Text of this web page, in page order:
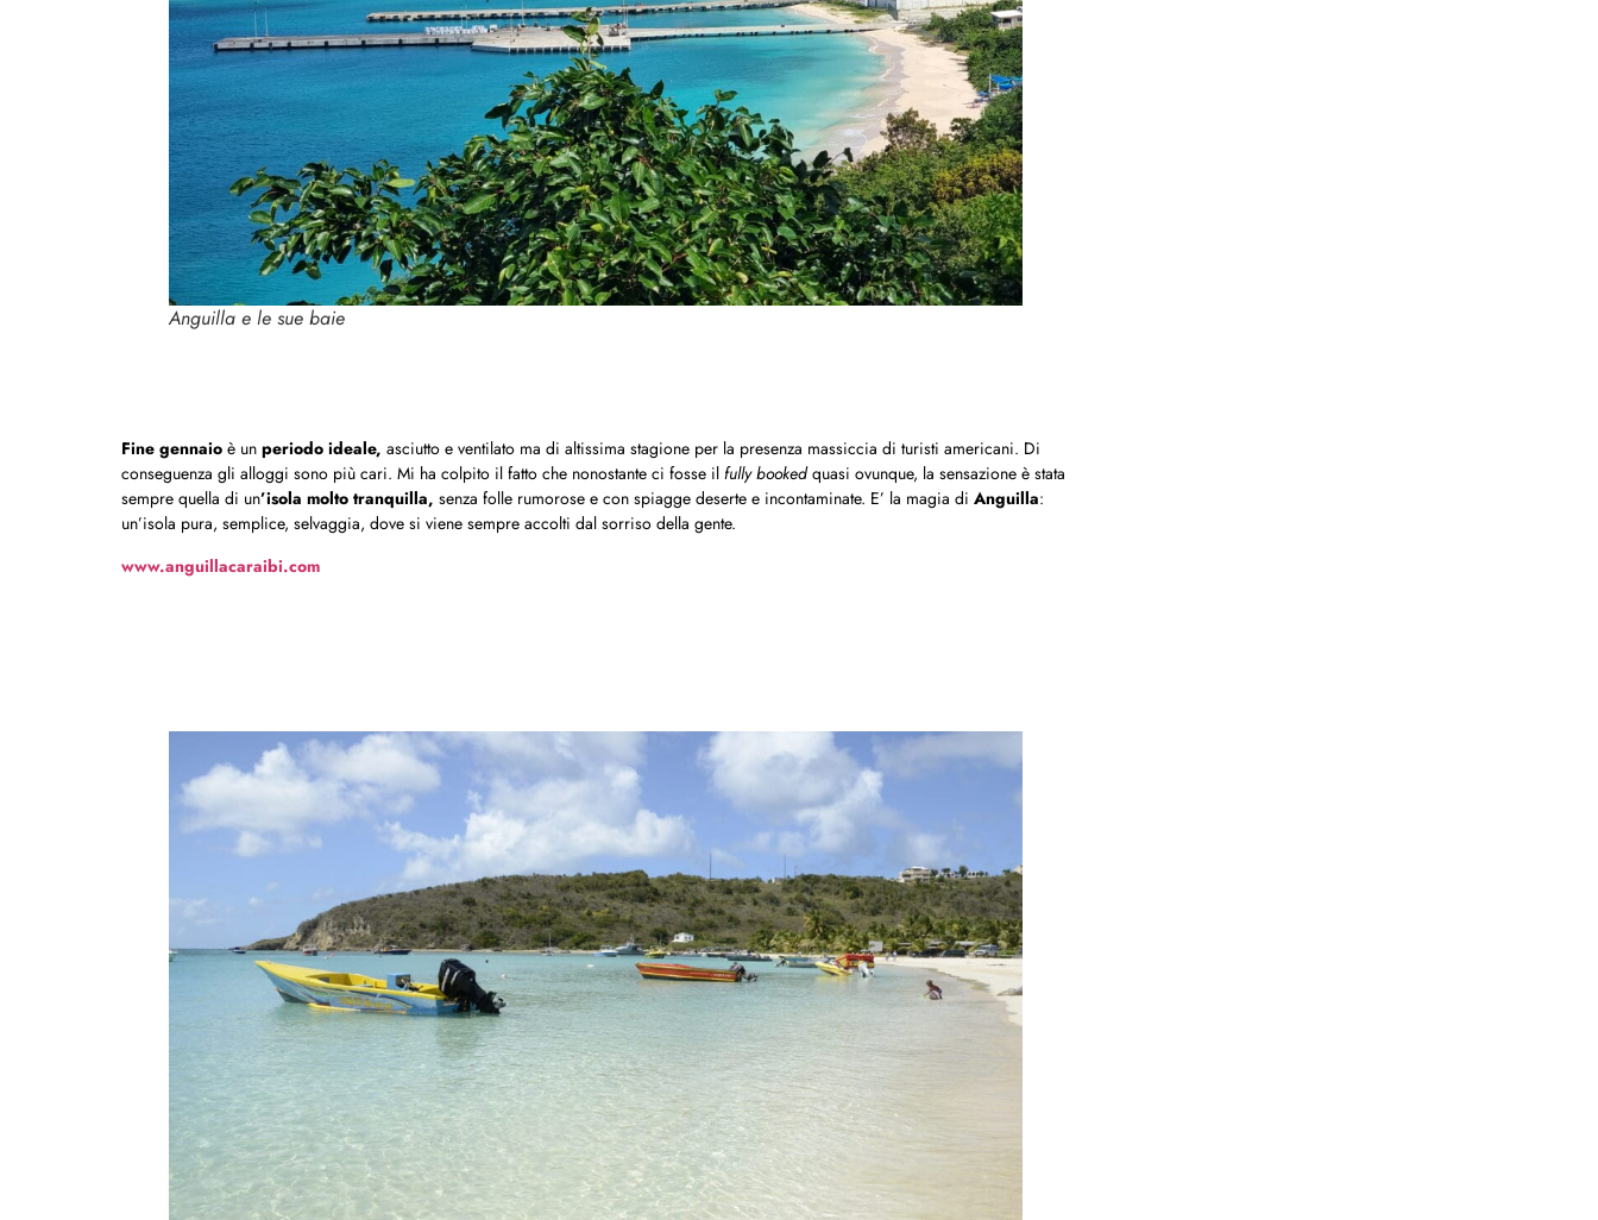
Anguilla e le sue baie
Fine gennaio è un periodo ideale, asciutto e ventilato ma di altissima stagione per la presenza massiccia di turisti americani. Di
conseguenza gli alloggi sono più cari. Mi ha colpito il fatto che nonostante ci fosse il fully bookedquasi ovunque, la sensazione è stata
sempre quella di un’isola molto tranquilla, senza folle rumorose e con spiagge deserte e incontaminate. E’ la magia di Anguilla:
un’isola pura, semplice, selvaggia, dove si viene sempre accolti dal sorriso della gente.
www.anguillacaraibi.com